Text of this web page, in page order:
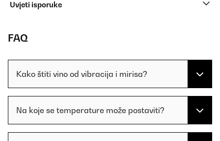
Uvjeti isporuke
FAQ
Kako štiti vino od vibracija i mirisa?
Na koje se temperature može postaviti?